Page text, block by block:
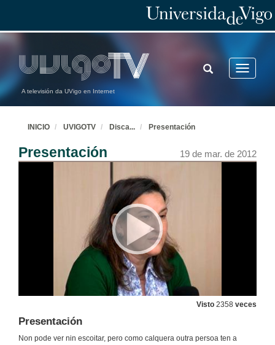
A televisión da UVigo en Internet
Toggle
TOGGLE
SEARCH
INICIO UVIGOTV Disca... Presentación
Presentación 19 de mar. de 2012
Visto 2358 veces
Presentación
Non pode ver nin escoitar, pero como calquera outra persoa ten a